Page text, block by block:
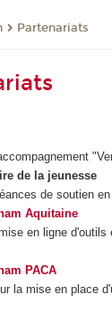
Partenariats
de la jeunesse
de soutien
Aquitaine
en ligne
PACA
la mise en place